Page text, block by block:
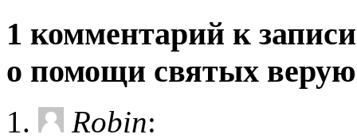
1 комментарий к
о помощи святых
Robin: